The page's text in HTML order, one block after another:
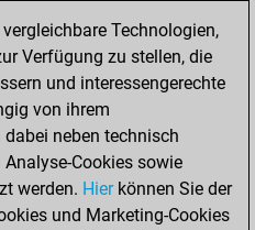
0
0
0
Technologien,
Verfügung zu stellen, die
und interessengerechte
von ihrem
neben technisch
Cookies sowie
werden. Hierkönnen Sie der
und Marketing-Cookies